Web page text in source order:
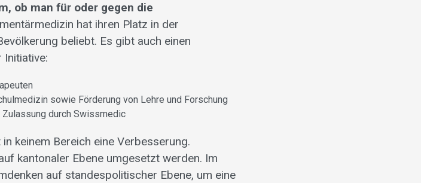
ob man für oder gegen die
hat ihren Platz in der
beliebt. Es gibt auch einen
Initiative:
sowie Förderung von Lehre und Forschung
durch Swissmedic
keinem Bereich eine Verbesserung.
kantonaler Ebene umgesetzt werden. Im
auf standespolitischer Ebene, um eine